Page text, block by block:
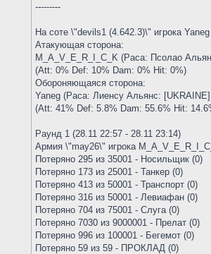
---------
На соте \"devils1 (4.642.3)\" игрока
Атакующая сторона:
M_A_V_E_R_I_C_K (Раса: Псолао
(Att: 0% Def: 10% Dam: 0% Hit: 0%)
Обороняющаяся сторона:
Yaneg (Раса: Лиенсу Альянс:
(Att: 41% Def: 5.8% Dam: 55.6% Hit:
Раунд 1 (28.11 22:57 - 28.11 23:14)
Армия \"may26\" игрока
Потеряно 295 из 35001 - Носильщик (0)
Потеряно 173 из 25001 - Танкер (0)
Потеряно 413 из 50001 - Транспорт (0)
Потеряно 316 из 50001 - Левиафан (0)
Потеряно 704 из 75001 - Слуга (0)
Потеряно 7030 из 9000001 - Прелат (0)
Потеряно 996 из 100001 - Бегемот (0)
Потеряно 59 из 59 - ПРОКЛАД (0)